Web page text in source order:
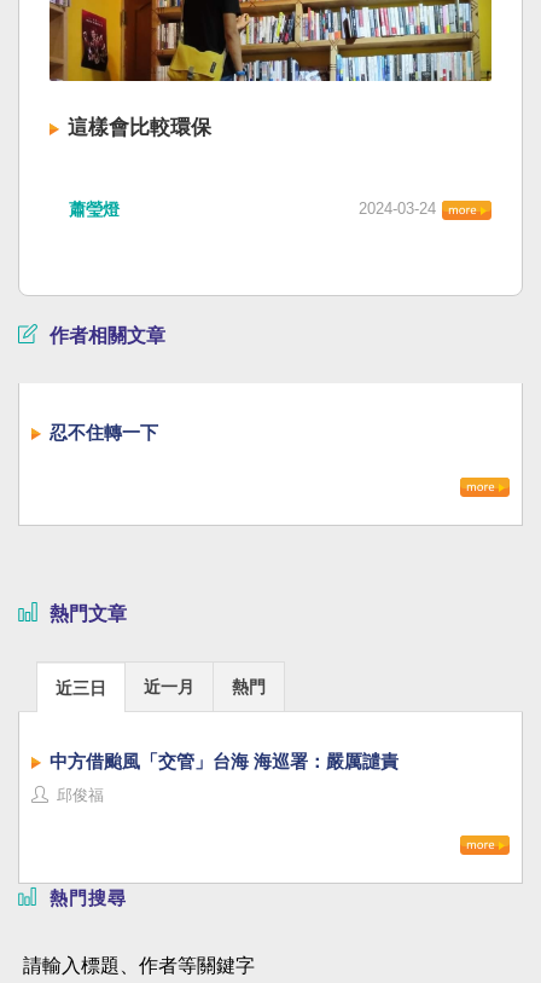
這樣會比較環保
蕭瑩燈 2024-03-24
作者相關文章
忍不住轉一下
熱門文章
近三日 近一月 熱門
中方借颱風「交管」台海 海巡署：嚴厲譴責
邱俊福
熱門搜尋
請輸入標題、作者等關鍵字